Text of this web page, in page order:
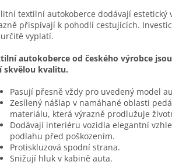
textilní autokoberce dodávají
přispívají k pohodlí cestujících.
vyplatí.
autokoberce od českého výrobce
skvělou kvalitu.
Pasují přesně vždy pro uvedený model
Zesílený nášlap v namáhané oblasti
materiálu, která výrazně prodlužuje
Dodávají interiéru vozidla elegantní
podlahu před poškozením.
Protiskluzová spodní strana.
Snižují hluk v kabině auta.